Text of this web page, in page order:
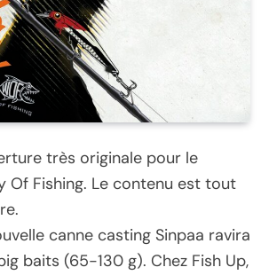
très originale pour le
Of Fishing. Le contenu est tout
canne casting Sinpaa ravira
baits (65-130 g). Chez Fish Up,